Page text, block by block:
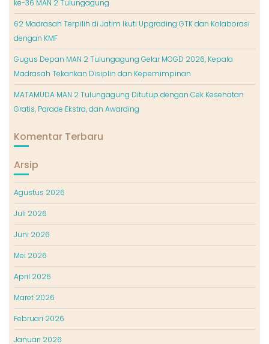
ke-36 MAN 2 Tulungagung
62 Madrasah Terpilih di Jatim Ikuti Upgrading GTK dan Kolaborasi
dengan KMF
Gugus Depan MAN 2 Tulungagung Gelar MOGD 2026, Kepala
Madrasah Tekankan Disiplin dan Kepemimpinan
MATAMUDA MAN 2 Tulungagung Ditutup dengan Cek Kesehatan
Gratis, Parade Ekstra, dan Awarding
Komentar Terbaru
Arsip
Agustus 2026
Juli 2026
Juni 2026
Mei 2026
April 2026
Maret 2026
Februari 2026
Januari 2026